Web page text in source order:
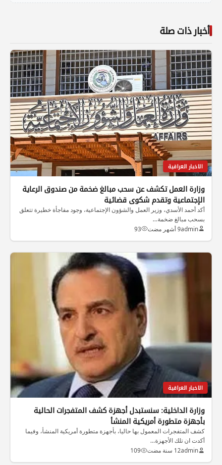
أخبار ذات صلة
الاخبار العراقية
وزارة العمل تكشف عن سحب مبالغ ضخمة من صندوق الرعاية
الإجتماعية وتقدم شكوى قضائية
أكد أحمد الأسدي، وزير العمل والشؤون الإجتماعية، وجود مفاجأة خطيرة تتعلق
بسحب مبالغ ضخمة…
admin9 أشهر مضت 93
الاخبار العراقية
وزارة الداخلية: سنستبدل أجهزة كشف المتفجرات الحالية
بأجهزة متطورة أمريكية المنشأ
كشف المتفجرات المعمول بها حاليا، بأجهزة متطورة أمريكية المنشأ، وفيما
أكدت ان تلك الأجهزة…
admin12 سنة مضت 109